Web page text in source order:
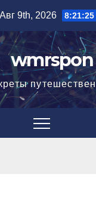
9th, 2026 8:21:26
wmrspon